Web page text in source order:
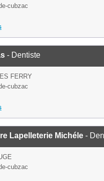
cubzac
- Dentiste
FERRY
cubzac
Lapelleterie Michéle -
cubzac